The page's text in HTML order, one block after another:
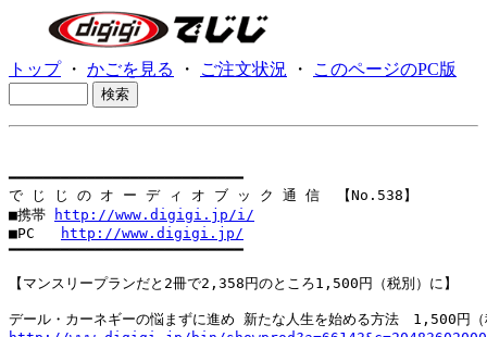
トップ・ かごを見る ・ ご注文状況 ・ このページのPC版
━━━━━━━━━━━━━━━━━━━━━━━━━━━
で じ じ の オ ー デ ィ オ ブ ッ ク 通 信  【No.538】
■携帯
http://www.digigi.jp/i/
■PC
http://www.digigi.jp/
━━━━━━━━━━━━━━━━━━━━━━━━━━━
【マンスリープランだと2冊で2,358円のところ1,500円（税別）に】